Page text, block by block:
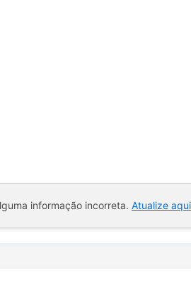
informação incorreta. Atualize aqui